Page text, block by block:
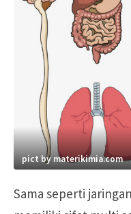
pict by materikimia.com
Sama seperti